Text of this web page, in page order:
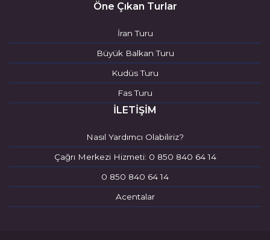
Öne Çıkan Turlar
İran Turu
Büyük Balkan Turu
Kudüs Turu
Fas Turu
İLETİŞİM
Nasıl Yardımcı Olabiliriz?
Çağrı Merkezi Hizmeti: 0 850 840 64 14
0 850 840 64 14
Acentalar